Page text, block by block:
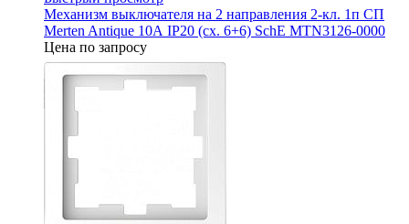
Механизм выключателя на 2 направления 2-кл. 1п СП
Merten Antique 10А IP20 (сх. 6+6) SchE MTN3126-0000
Цена по запросу